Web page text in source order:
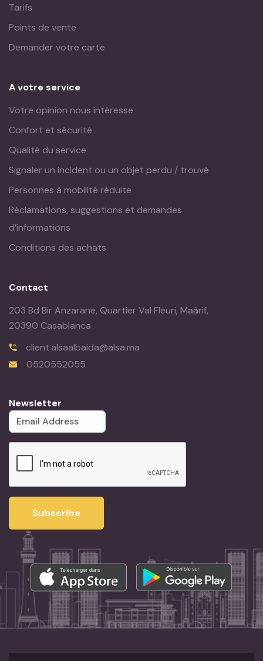
Tarifs
Points de vente
Demander votre carte
A votre service
Votre opinion nous intéresse
Confort et sécurité
Qualité du service
Signaler un incident ou un objet perdu / trouvé
Personnes à mobilité réduite
Réclamations, suggestions et demandes
d’informations
Conditions des achats
Contact
203 Bd Bir Anzarane, Quartier Val Fleuri, Maârif,
20390 Casablanca
client.alsaalbaida@alsa.ma
0520552055
Newsletter
Subscribe